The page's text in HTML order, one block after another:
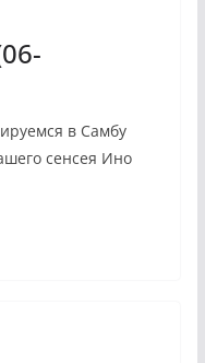
в Самбу
сенсея Ино